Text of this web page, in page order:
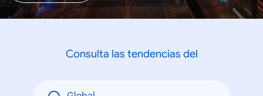
Consulta las tendencias del